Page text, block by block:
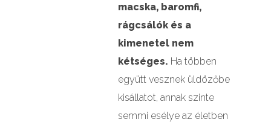
macska, baromfi,
rágcsálók és a
kimenetel nem
kétséges. Ha többen
együtt vesznek üldözőbe
kisállatot, annak szinte
semmi esélye az életben